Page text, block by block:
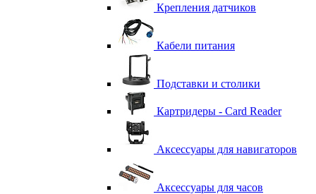
Крепления датчиков
Кабели питания
Подставки и столики
Картридеры - Card Reader
Аксессуары для навигаторов
Аксессуары для часов